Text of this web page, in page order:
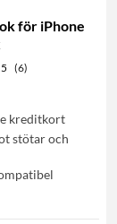
för iPhone
(6)
kreditkort
stötar och